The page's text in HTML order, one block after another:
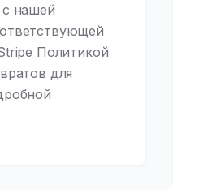
с нашей
Политикой
для